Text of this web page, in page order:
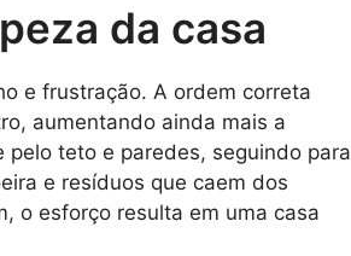
da casa
e frustração. A ordem correta
aumentando ainda mais a
pelo teto e paredes, seguindo para
e resíduos que caem dos
o esforço resulta em uma casa